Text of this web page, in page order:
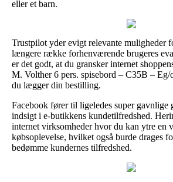
eller et barn.
Trustpilot yder evigt relevante muligheder
længere række forhenværende brugeres
er det godt, at du gransker internet
M. Volther 6 pers. spisebord – C35B –
du lægger din bestilling.
Facebook fører til ligeledes super gavnlige
indsigt i e-butikkens kundetilfredshed.
internet virksomheder hvor du kan ytre en
købsoplevelse, hvilket også burde drages
bedømme kundernes tilfredshed.